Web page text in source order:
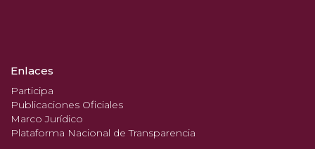
Enlaces
Participa
Publicaciones Oficiales
Marco Jurídico
Plataforma Nacional de Transparencia